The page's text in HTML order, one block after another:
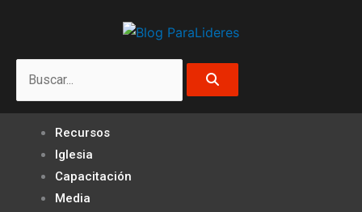
Recursos
Iglesia
Capacitación
Media